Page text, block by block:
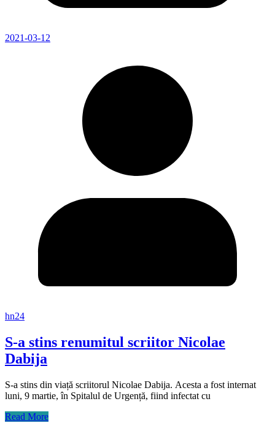
2021-03-12
hn24
S-a stins renumitul scriitor Nicolae
Dabija
S-a stins din viață scriitorul Nicolae Dabija. Acesta a fost internat
luni, 9 martie, în Spitalul de Urgență, fiind infectat cu
Read More